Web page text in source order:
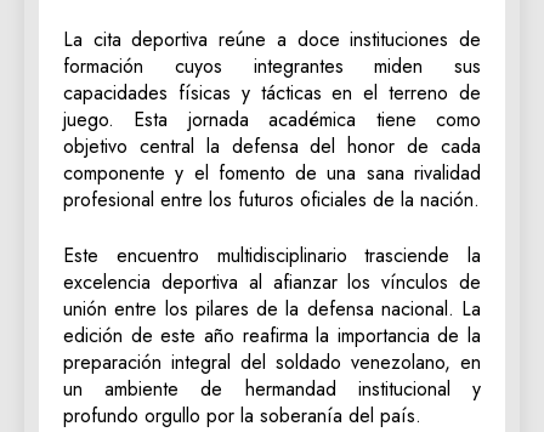
La cita deportiva reúne a doce instituciones de
formación cuyos integrantes miden sus
capacidades físicas y tácticas en el terreno de
juego. Esta jornada académica tiene como
objetivo central la defensa del honor de cada
componente y el fomento de una sana rivalidad
profesional entre los futuros oficiales de la nación.
Este encuentro multidisciplinario trasciende la
excelencia deportiva al afianzar los vínculos de
unión entre los pilares de la defensa nacional. La
edición de este año reafirma la importancia de la
preparación integral del soldado venezolano, en
un ambiente de hermandad institucional y
profundo orgullo por la soberanía del país.